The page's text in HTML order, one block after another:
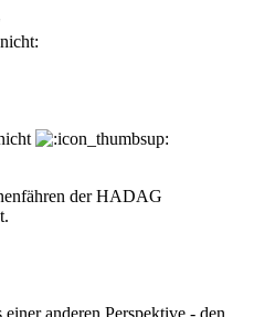
der HADAG
einer anderen Perspektive - den